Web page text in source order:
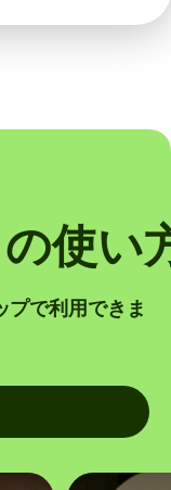
使い
プで利用できま